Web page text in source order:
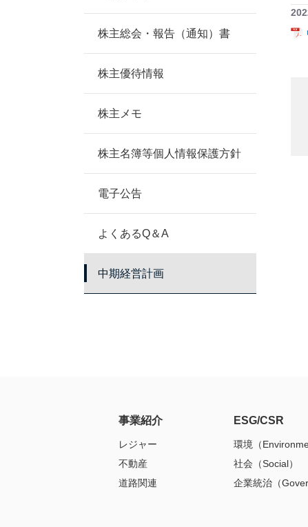
株主総会・報告（通知）書
株主優待情報
株主メモ
株主名簿等個人情報保護方針
電子公告
よくあるQ＆A
中期経営計画
事業紹介
レジャー
不動産
道路関連
ESG/CSR
環境（
社会（Social）
企業統治（